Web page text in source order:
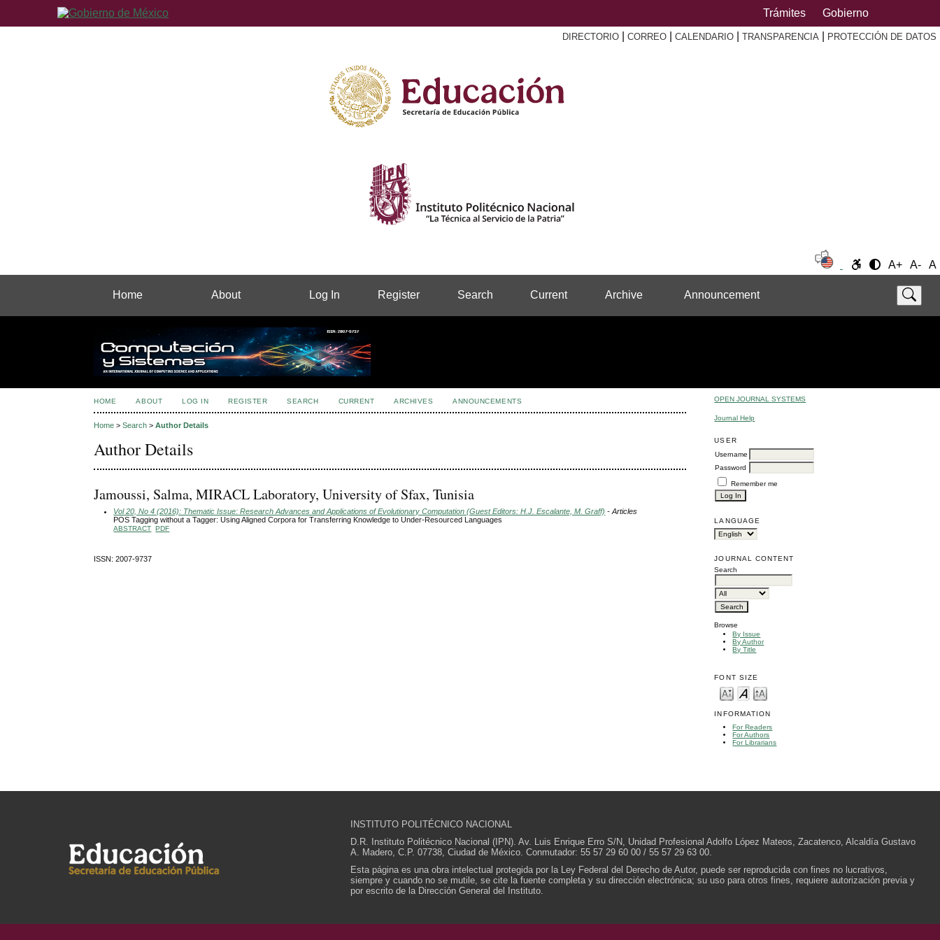
Trámites Gobierno
DIRECTORIO CORREO CALENDARIO TRANSPARENCIA PROTECCIÓN DE DATOS
A+ A- A
Home About Log In Register Search Current Archive Announcement
OPEN JOURNAL SYSTEMS
Journal Help
USER
Username
Password
Remember me
LANGUAGE
JOURNAL CONTENT
Search
Browse
By Issue
By Author
By Title
FONT SIZE
INFORMATION
For Readers
For Authors
For Librarians
HOME ABOUT LOG IN REGISTER SEARCH CURRENT ARCHIVES ANNOUNCEMENTS
Home >Search >Author Details
Author Details
Jamoussi, Salma, MIRACL Laboratory, University of Sfax, Tunisia
Vol 20, No 4 (2016): Thematic Issue: Research Advances and Applications of Evolutionary Computation (Guest Editors: H.J. Escalante, M. Graff) - Articles
POS Tagging without a Tagger: Using Aligned Corpora for Transferring Knowledge to Under-Resourced Languages
ABSTRACT PDF
ISSN: 2007-9737
INSTITUTO POLITÉCNICO NACIONAL
D.R. Instituto Politécnico Nacional (IPN). Av. Luis Enrique Erro S/N, Unidad Profesional Adolfo López Mateos, Zacatenco, Alcaldía Gustavo
A. Madero, C.P. 07738, Ciudad de México. Conmutador: 55 57 29 60 00 / 55 57 29 63 00.
Esta página es una obra intelectual protegida por la Ley Federal del Derecho de Autor, puede ser reproducida con fines no lucrativos,
siempre y cuando no se mutile, se cite la fuente completa y su dirección electrónica; su uso para otros fines, requiere autorización previa y
por escrito de la Dirección General del Instituto.